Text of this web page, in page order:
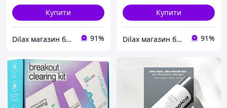
Купити
Dilax магазин брендових дитячих іграшок та товарів для батьків. 91%
Купити
Dilax магазин брендових дитячих іграшок та товарів для батьків. 91%